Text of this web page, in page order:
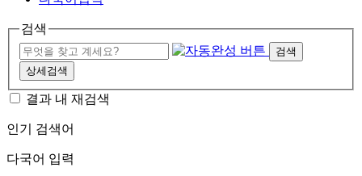
검색
검색
상세검색
결과 내 재검색
인기 검색어
다국어 입력